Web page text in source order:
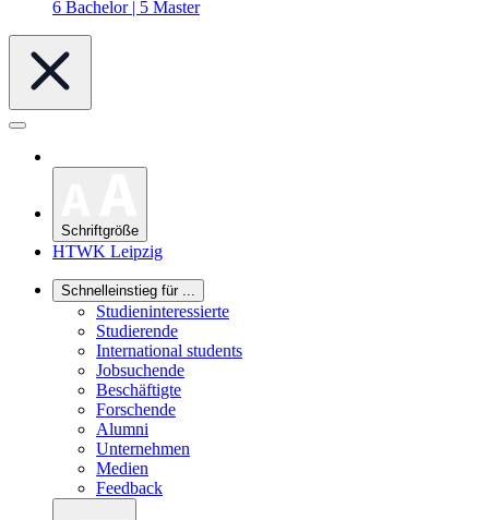
6 Bachelor | 5 Master
Schriftgröße
HTWK Leipzig
Schnelleinstieg für ...
Studieninteressierte
Studierende
International students
Jobsuchende
Beschäftigte
Forschende
Alumni
Unternehmen
Medien
Feedback